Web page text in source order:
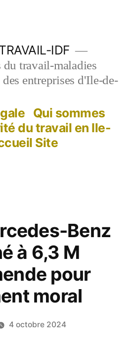
IDF
travail-maladies
entreprises d'Ile-de-
Qui sommes
du travail en Ile-
Site
Benz
à 6,3 M
pour
moral
4 octobre 2024